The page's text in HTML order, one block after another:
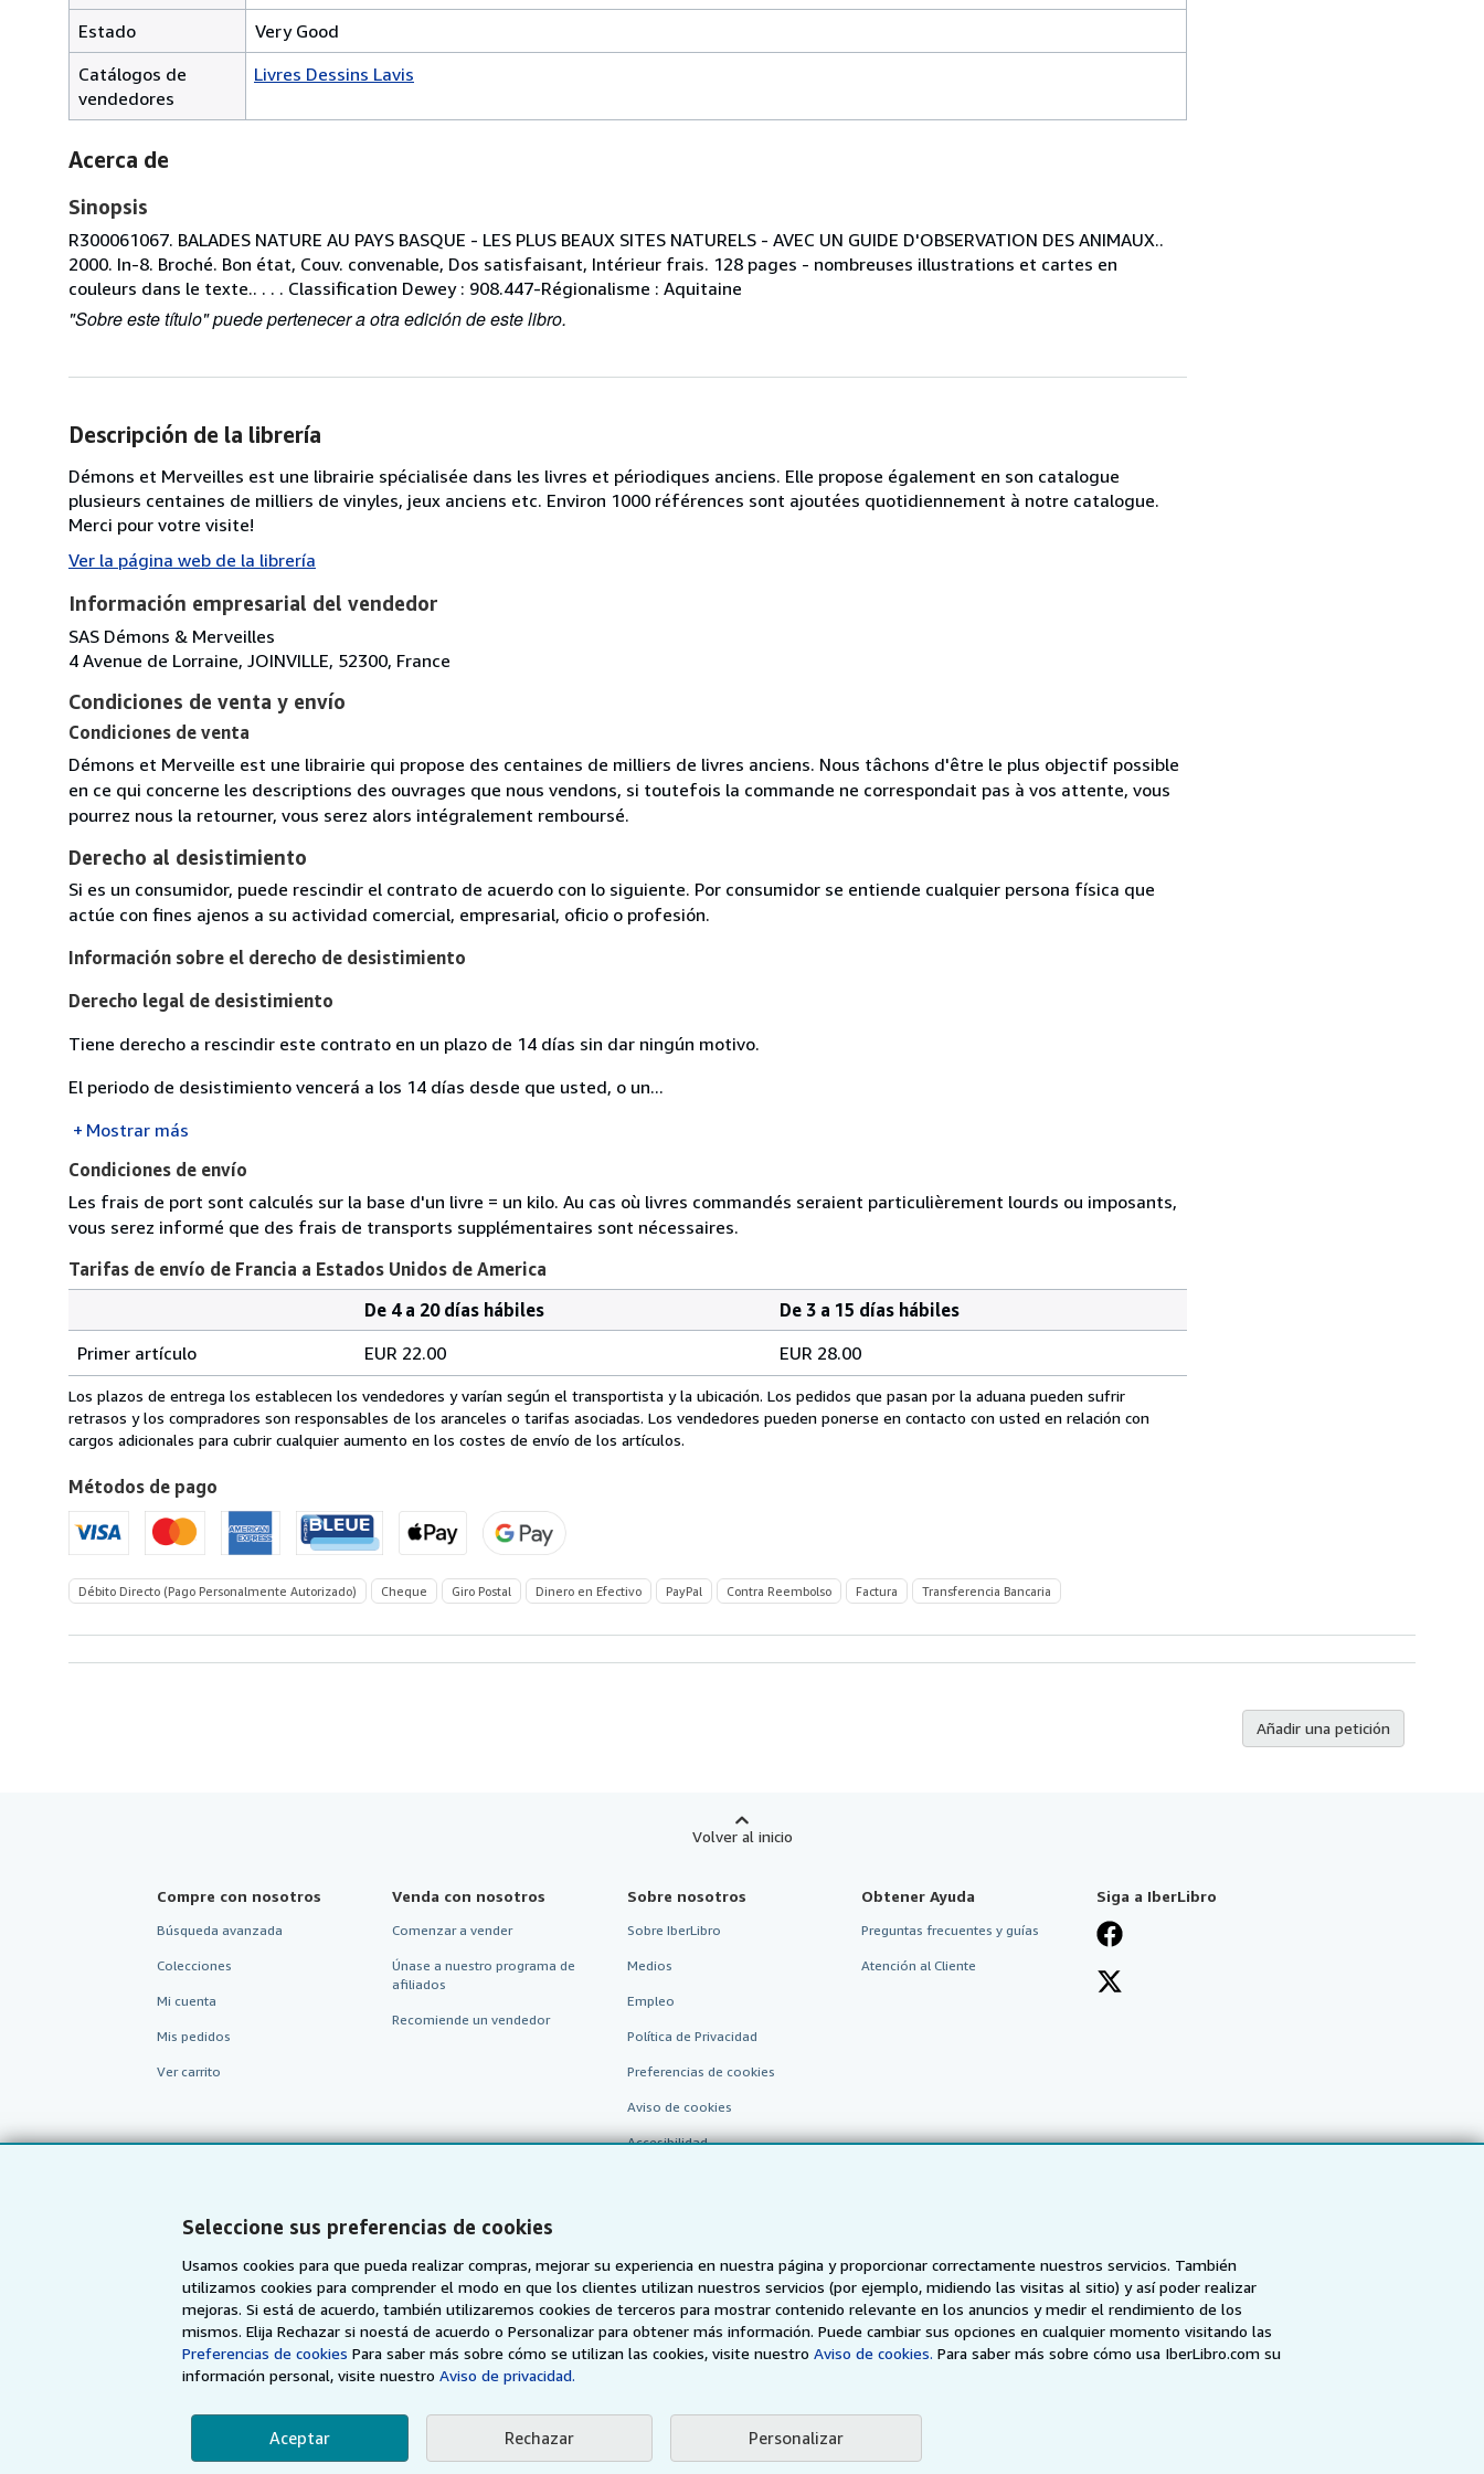
Seleccione sus preferencias de cookies
Usamos cookies para que pueda realizar compras, mejorar su experiencia en nuestra página y proporcionar correctamente nuestros servicios. También
utilizamos cookies para comprender el modo en que los clientes utilizan nuestros servicios (por ejemplo, midiendo las visitas al sitio) y así poder realizar
mejoras. Si está de acuerdo, también utilizaremos cookies de terceros para mostrar contenido relevante en los anuncios y medir el rendimiento de los
mismos. Elija Rechazar si noestá de acuerdo o Personalizar para obtener más información. Puede cambiar sus opciones en cualquier momento visitando las
Preferencias de cookies Para saber más sobre cómo se utilizan las cookies, visite nuestroAviso de cookies. Para saber más sobre cómo usa IberLibro.com su
información personal, visite nuestroAviso de privacidad.
Aceptar Rechazar Personalizar
Estado
Very Good
Catálogos de
vendedores
Livres Dessins Lavis
Acerca de
Sinopsis
R300061067. BALADES NATURE AU PAYS BASQUE - LES PLUS BEAUX SITES NATURELS - AVEC UN GUIDE D'OBSERVATION DES ANIMAUX..
2000. In-8. Broché. Bon état, Couv. convenable, Dos satisfaisant, Intérieur frais. 128 pages - nombreuses illustrations et cartes en
couleurs dans le texte.. . . . Classification Dewey : 908.447-Régionalisme : Aquitaine
"Sobre este título" puede pertenecer a otra edición de este libro.
Descripción de la librería
Démons et Merveilles est une librairie spécialisée dans les livres et périodiques anciens. Elle propose également en son catalogue
plusieurs centaines de milliers de vinyles, jeux anciens etc. Environ 1000 références sont ajoutées quotidiennement à notre catalogue.
Merci pour votre visite!
Ver la página web de la librería
Información empresarial del vendedor
SAS Démons & Merveilles
4 Avenue de Lorraine, JOINVILLE, 52300, France
Condiciones de venta y envío
Condiciones de venta
Démons et Merveille est une librairie qui propose des centaines de milliers de livres anciens. Nous tâchons d'être le plus objectif possible
en ce qui concerne les descriptions des ouvrages que nous vendons, si toutefois la commande ne correspondait pas à vos attente, vous
pourrez nous la retourner, vous serez alors intégralement remboursé.
Derecho al desistimiento
Si es un consumidor, puede rescindir el contrato de acuerdo con lo siguiente. Por consumidor se entiende cualquier persona física que
actúe con fines ajenos a su actividad comercial, empresarial, oficio o profesión.
Información sobre el derecho de desistimiento
Derecho legal de desistimiento
Tiene derecho a rescindir este contrato en un plazo de 14 días sin dar ningún motivo.
El periodo de desistimiento vencerá a los 14 días desde que usted, o un...
Mostrar más
Condiciones de envío
Les frais de port sont calculés sur la base d'un livre = un kilo. Au cas où livres commandés seraient particulièrement lourds ou imposants,
vous serez informé que des frais de transports supplémentaires sont nécessaires.
Tarifas de envío de Francia a Estados Unidos de America
de
envío
de
Francia
Estados
Unidos
de
America
pedido
De 4 a 20 días hábiles
De 3 a 15 días hábiles
Primer artículo
EUR 22.00 EUR 28.00
Los plazos de entrega los establecen los vendedores y varían según el transportista y la ubicación. Los pedidos que pasan por la aduana pueden sufrir
retrasos y los compradores son responsables de los aranceles o tarifas asociadas. Los vendedores pueden ponerse en contacto con usted en relación con
cargos adicionales para cubrir cualquier aumento en los costes de envío de los artículos.
Métodos de pago
Débito Directo (Pago Personalmente Autorizado) Cheque Giro Postal Dinero en Efectivo PayPal Contra Reembolso Factura Transferencia Bancaria
Añadir una petición
Volver al inicio
Compre con nosotros
Búsqueda avanzada
Colecciones
Mi cuenta
Mis pedidos
Ver carrito
Venda con nosotros
Comenzar a vender
Únase a nuestro programa de
afiliados
Recomiende un vendedor
Sobre nosotros
Sobre IberLibro
Medios
Empleo
Política de Privacidad
Preferencias de cookies
Aviso de cookies
Accesibilidad
Obtener Ayuda
Preguntas frecuentes y guías
Atención al Cliente
Siga a IberLibro
AbeBooks.com AbeBooks.co.uk AbeBooks.de AbeBooks.fr AbeBooks.it AbeBooks Aus/NZ AbeBooks.ca ZVAB.com